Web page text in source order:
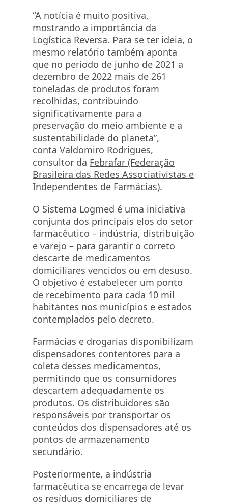
“A notícia é muito positiva,
mostrando a importância da
Logística Reversa. Para se ter ideia, o
mesmo relatório também aponta
que no período de junho de 2021 a
dezembro de 2022 mais de 261
toneladas de produtos foram
recolhidas, contribuindo
significativamente para a
preservação do meio ambiente e a
sustentabilidade do planeta”,
conta Valdomiro Rodrigues,
consultor da Febrafar (Federação
Brasileira das Redes Associativistas e
Independentes de Farmácias).
O Sistema Logmed é uma iniciativa
conjunta dos principais elos do setor
farmacêutico – indústria, distribuição
e varejo – para garantir o correto
descarte de medicamentos
domiciliares vencidos ou em desuso.
O objetivo é estabelecer um ponto
de recebimento para cada 10 mil
habitantes nos municípios e estados
contemplados pelo decreto.
Farmácias e drogarias disponibilizam
dispensadores contentores para a
coleta desses medicamentos,
permitindo que os consumidores
descartem adequadamente os
produtos. Os distribuidores são
responsáveis por transportar os
conteúdos dos dispensadores até os
pontos de armazenamento
secundário.
Posteriormente, a indústria
farmacêutica se encarrega de levar
os resíduos domiciliares de